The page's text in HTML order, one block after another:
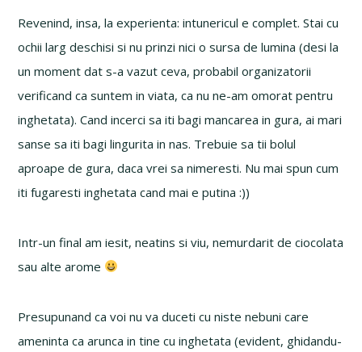
Revenind, insa, la experienta: intunericul e complet. Stai cu
ochii larg deschisi si nu prinzi nici o sursa de lumina (desi la
un moment dat s-a vazut ceva, probabil organizatorii
verificand ca suntem in viata, ca nu ne-am omorat pentru
inghetata). Cand incerci sa iti bagi mancarea in gura, ai mari
sanse sa iti bagi lingurita in nas. Trebuie sa tii bolul
aproape de gura, daca vrei sa nimeresti. Nu mai spun cum
iti fugaresti inghetata cand mai e putina :))
Intr-un final am iesit, neatins si viu, nemurdarit de ciocolata
sau alte arome
Presupunand ca voi nu va duceti cu niste nebuni care
ameninta ca arunca in tine cu inghetata (evident, ghidandu-